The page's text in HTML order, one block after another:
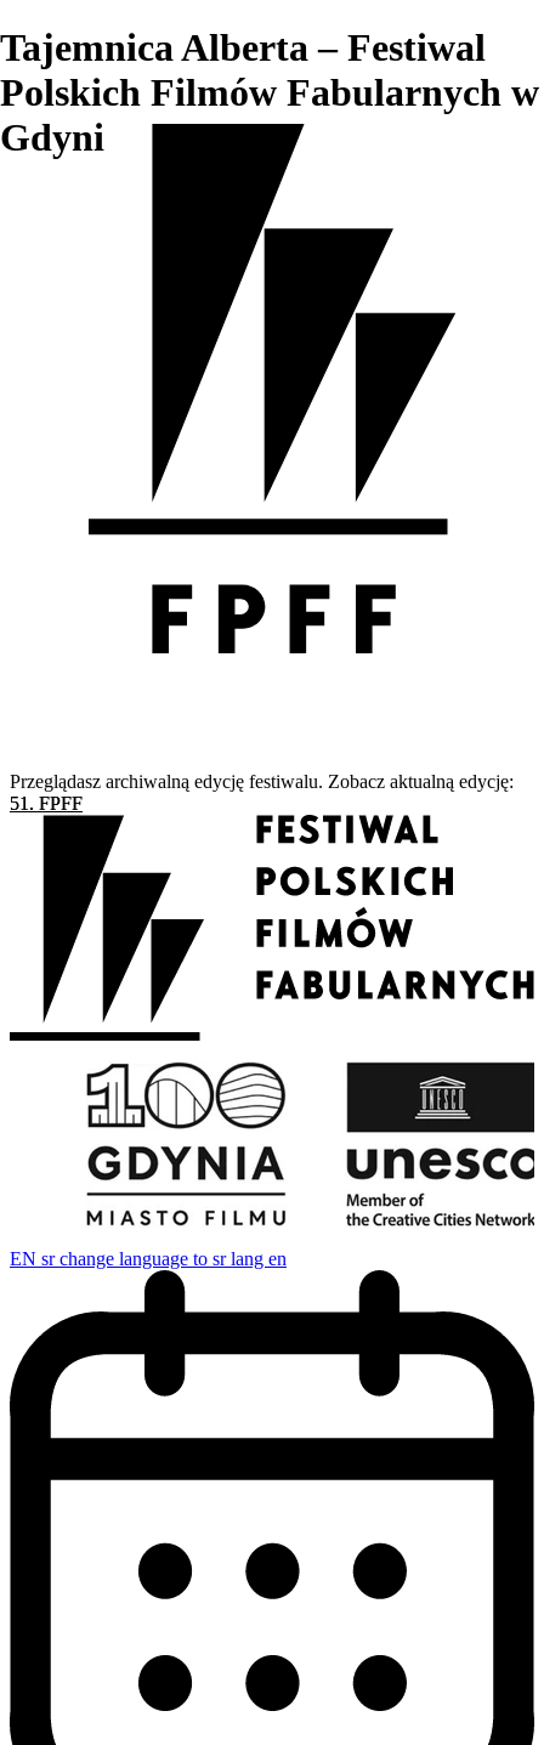
Tajemnica Alberta – Festiwal
Polskich Filmów Fabularnych w
Gdyni
Przeglądasz archiwalną edycję festiwalu. Zobacz aktualną edycję:
51. FPFF
EN sr change language to sr lang en